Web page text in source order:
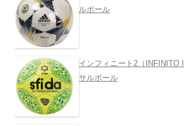
ルボール
インフィニート2（INFINITO
サルボール